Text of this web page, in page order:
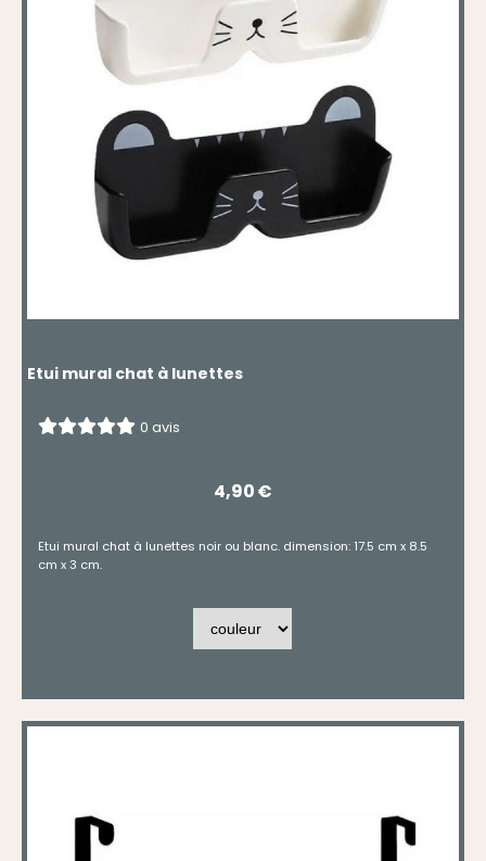
Etui mural chat à lunettes
0 avis
4,90€
Etui mural chat à lunettes noir ou blanc. dimension: 17.5 cm x 8.5
cm x 3 cm.